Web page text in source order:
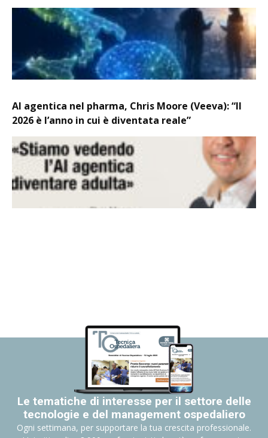
AI agentica nel pharma, Chris Moore (Veeva): “Il
2026 è l’anno in cui è diventata reale”
Le tematiche di interesse per il settore delle
tecnologie e del management ospedaliero
Ogni settimana, per supportare la tua crescita professionale.